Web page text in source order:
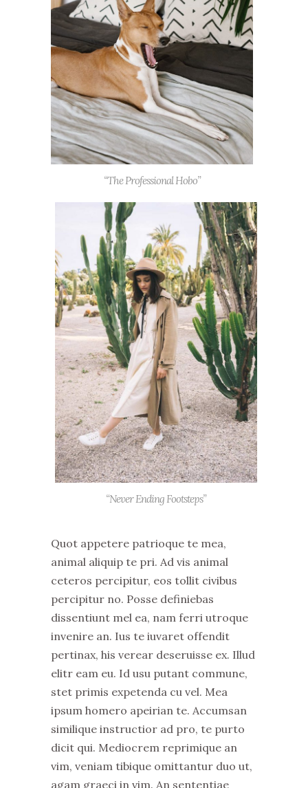
“The Professional Hobo”
“Never Ending Footsteps”
Quot appetere patrioque te mea,
animal aliquip te pri. Ad vis animal
ceteros percipitur, eos tollit civibus
percipitur no. Posse definiebas
dissentiunt mel ea, nam ferri utroque
invenire an. Ius te iuvaret offendit
pertinax, his verear deseruisse ex. Illud
elitr eam eu. Id usu putant commune,
stet primis expetenda cu vel. Mea
ipsum homero apeirian te. Accumsan
similique instructior ad pro, te purto
dicit qui. Mediocrem reprimique an
vim, veniam tibique omittantur duo ut,
agam graeci in vim. An sententiae